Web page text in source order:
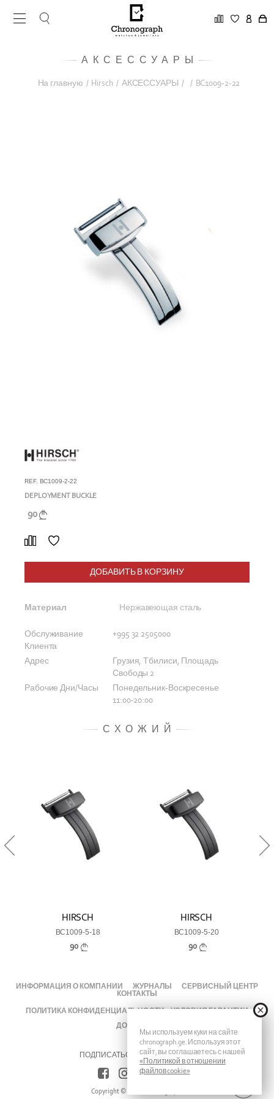
АКСЕССУАРЫ
На главную / Hirsch / АКСЕССУАРЫ / / BC1009-2-22
REF. BC1009-2-22
DEPLOYMENT BUCKLE
90
ДОБАВИТЬ В КОРЗИНУ
Материал Нержавеющая сталь
Обслуживание
Клиента
+995 32 2505000
Адрес
Грузия, Тбилиси, Площадь
Свободы 2
Рабочие Дни/Часы
Понедельник-Воскресенье
11:00-20:00
СХОЖИЙ
HIRSCH
BC1009-5-18
90
HIRSCH
BC1009-5-20
90
Мы используем куки на сайте
chronograph.ge. Используя этот
сайт, вы соглашаетесь с нашей
«Политикой в отношении
файлов cookie»
ИНФОРМАЦИЯ О КОМПАНИИ ЖУРНАЛЫ
СЕРВИСНЫЙ ЦЕНТР
КОНТАКТЫ
ПОЛИТИКА КОНФИДЕНЦИАЛЬНОСТИ
УСЛОВИЯ ГАРАНТИИ
ДОСТАВКА
ПОДПИСАТЬСЯ НА ХРОНОГРАФ
Copyright © 2026 Chronograph.